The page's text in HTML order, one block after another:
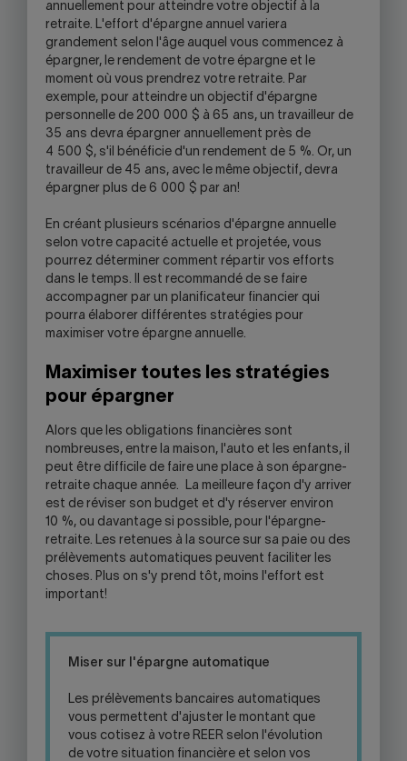
annuellement pour atteindre votre objectif à la
retraite. L'effort d'épargne annuel variera
grandement selon l'âge auquel vous commencez à
épargner, le rendement de votre épargne et le
moment où vous prendrez votre retraite. Par
exemple, pour atteindre un objectif d'épargne
personnelle de 200 000 $ à 65 ans, un travailleur de
35 ans devra épargner annuellement près de
4 500 $, s'il bénéficie d'un rendement de 5 %. Or, un
travailleur de 45 ans, avec le même objectif, devra
épargner plus de 6 000 $ par an!
En créant plusieurs scénarios d'épargne annuelle
selon votre capacité actuelle et projetée, vous
pourrez déterminer comment répartir vos efforts
dans le temps. Il est recommandé de se faire
accompagner par un planificateur financier qui
pourra élaborer différentes stratégies pour
maximiser votre épargne annuelle.
Maximiser toutes les stratégies
pour épargner
Alors que les obligations financières sont
nombreuses, entre la maison, l'auto et les enfants, il
peut être difficile de faire une place à son épargne-
retraite chaque année. La meilleure façon d'y arriver
est de réviser son budget et d'y réserver environ
10 %, ou davantage si possible, pour l'épargne-
retraite. Les retenues à la source sur sa paie ou des
prélèvements automatiques peuvent faciliter les
choses. Plus on s'y prend tôt, moins l'effort est
important!
Miser sur l'épargne automatique
Les prélèvements bancaires automatiques
vous permettent d'ajuster le montant que
vous cotisez à votre REER selon l'évolution
de votre situation financière et selon vos